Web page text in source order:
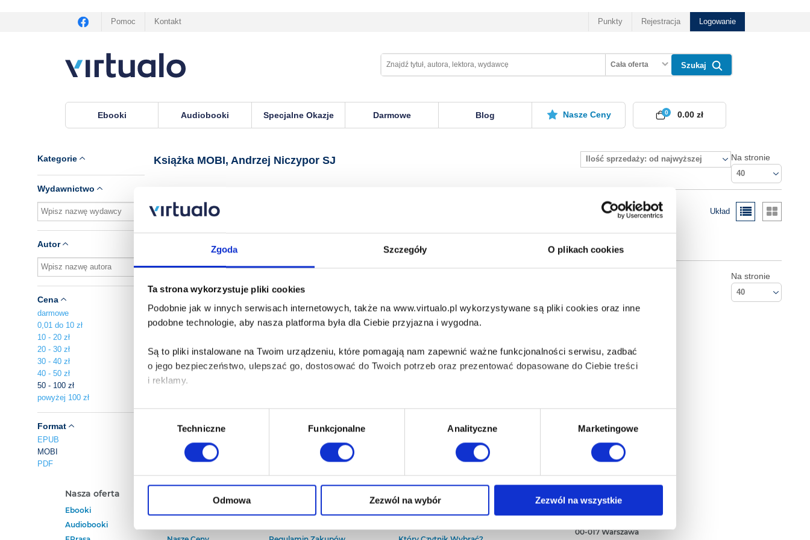
Zgoda Szczegóły O plikach cookies
Ta strona wykorzystuje pliki cookies
Podobnie jak w innych serwisach internetowych, także na www.virtualo.pl wykorzystywane są pliki cookies oraz inne
podobne technologie, aby nasza platforma była dla Ciebie przyjazna i wygodna.
Są to pliki instalowane na Twoim urządzeniu, które pomagają nam zapewnić ważne funkcjonalności serwisu, zadbać
o jego bezpieczeństwo, ulepszać go, dostosować do Twoich potrzeb oraz prezentować dopasowane do Ciebie treści
i reklamy.
Poza plikami, które są nam niezbędne do prawidłowego i bezpiecznego działania serwisu - są także takie, które wymagają
Twojej zgody.
Każda udzielona zgoda poprawi Twoje doświadczenia jeśli jesteś naszym Użytkownikiem.
Wybór
Techniczne Funkcjonalne Analityczne Marketingowe
Odmowa Zezwól na wybór Zezwól na wszystkie
Pomoc Kontakt Punkty Rejestracja Logowanie
Cała oferta Szukaj
Ebooki Audiobooki Specjalne Okazje Darmowe Blog Nasze Ceny 0
0.00 zł
Kategorie
Wydawnictwo
Autor
Cena
darmowe
0,01 do 10 zł
10 - 20 zł
20 - 30 zł
30 - 40 zł
40 - 50 zł
50 - 100 zł
powyżej 100 zł
Format
EPUB
MOBI
PDF
Książka MOBI, Andrzej Niczypor SJ Ilość sprzedaży: od najwyższej Na stronie
40
Układ
Na stronie
40
Nasza oferta
Ebooki
Audiobooki
Baza wiedzy
Empik S.A
00-017 Warszawa